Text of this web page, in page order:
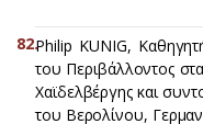
Philip KUNIG,
του Περιβάλλοντος
Χαϊδελβέργης και
του Βερολίνου,